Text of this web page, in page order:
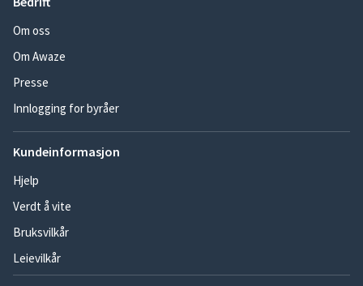
Om oss
Om Awaze
Presse
Innlogging for byråer
Kundeinformasjon
Hjelp
Verdt å vite
Bruksvilkår
Leievilkår